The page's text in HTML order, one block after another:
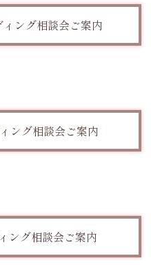
ィング相談会ご案内
ング相談会ご案内
ング相談会ご案内